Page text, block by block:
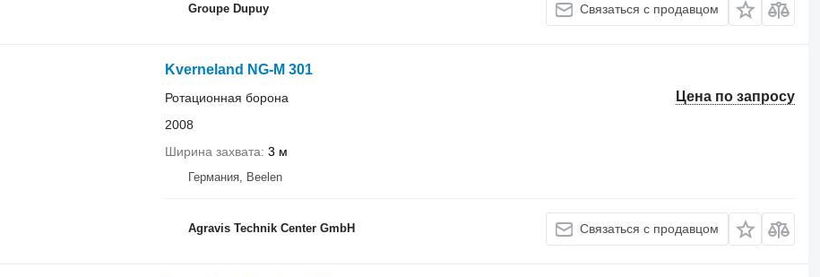
Groupe Dupuy Связаться с продавцом
Kverneland NG-M 301
Цена по запросу
Ротационная борона
2008
Ширина захвата 3 м
Германия, Beelen
Agravis Technik Center GmbH Связаться с продавцом